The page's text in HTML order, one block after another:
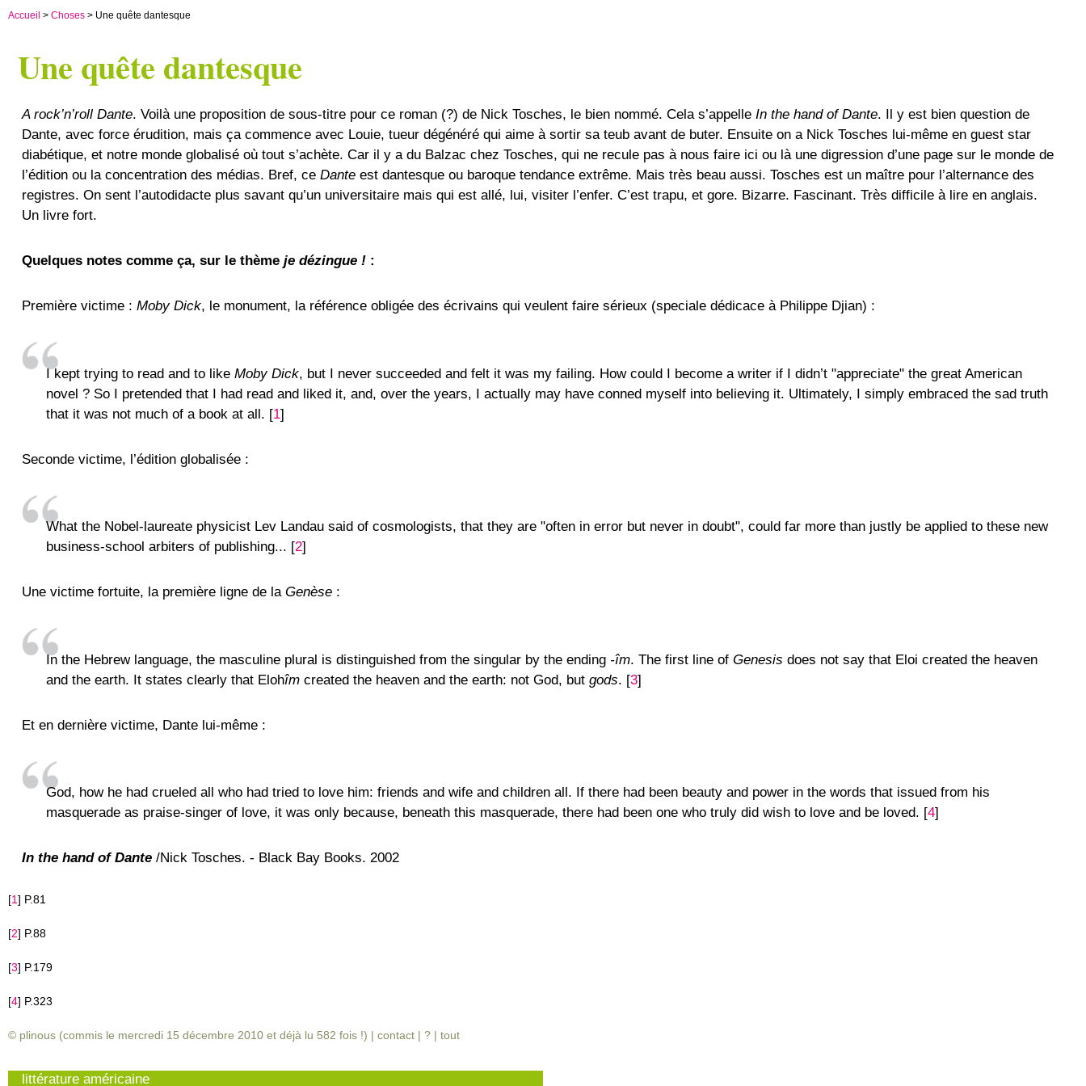
Accueil > Choses > Une quête dantesque
Une quête dantesque
A rock’n’roll Dante. Voilà une proposition de sous-titre pour ce roman (?) de Nick Tosches, le bien nommé. Cela s’appelleIn the hand of Dante. Il y est bien question de
Dante, avec force érudition, mais ça commence avec Louie, tueur dégénéré qui aime à sortir sa teub avant de buter. Ensuite on a Nick Tosches lui-même en guest star
diabétique, et notre monde globalisé où tout s’achète. Car il y a du Balzac chez Tosches, qui ne recule pas à nous faire ici ou là une digression d’une page sur le monde de
l’édition ou la concentration des médias. Bref, ceDante est dantesque ou baroque tendance extrême. Mais très beau aussi. Tosches est un maître pour l’alternance des
registres. On sent l’autodidacte plus savant qu’un universitaire mais qui est allé, lui, visiter l’enfer. C’est trapu, et gore. Bizarre. Fascinant. Très difficile à lire en anglais.
Un livre fort.
Quelques notes comme ça, sur le thèmeje dézingue ! :
Première victime :Moby Dick, le monument, la référence obligée des écrivains qui veulent faire sérieux (speciale dédicace à Philippe Djian) :
I kept trying to read and to likeMoby Dick, but I never succeeded and felt it was my failing. How could I become a writer if I didn’t "appreciate" the great American
novel ? So I pretended that I had read and liked it, and, over the years, I actually may have conned myself into believing it. Ultimately, I simply embraced the sad truth
that it was not much of a book at all. [1]
Seconde victime, l’édition globalisée :
What the Nobel-laureate physicist Lev Landau said of cosmologists, that they are "often in error but never in doubt", could far more than justly be applied to these new
business-school arbiters of publishing... [2]
Une victime fortuite, la première ligne de laGenèse :
In the Hebrew language, the masculine plural is distinguished from the singular by the ending -îm. The first line ofGenesisdoes not say that Eloi created the heaven
and the earth. It states clearly that Elohîm created the heaven and the earth: not God, butgods. [3]
Et en dernière victime, Dante lui-même :
God, how he had crueled all who had tried to love him: friends and wife and children all. If there had been beauty and power in the words that issued from his
masquerade as praise-singer of love, it was only because, beneath this masquerade, there had been one who truly did wish to love and be loved. [4]
In the hand of Dante /Nick Tosches. - Black Bay Books. 2002
[1] P.81
[2] P.88
[3] P.179
[4] P.323
© plinous (commis le mercredi 15 décembre 2010 et déjà lu 582 fois !) | contact | ? | tout
littérature américaine